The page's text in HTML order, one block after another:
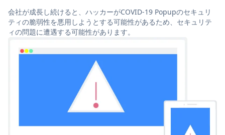
会社が成長し続けると、ハッカーがCOVID-19 Popupのセキュリ
ティの脆弱性を悪用しようとする可能性があるため、セキュリテ
ィの問題に遭遇する可能性があります。